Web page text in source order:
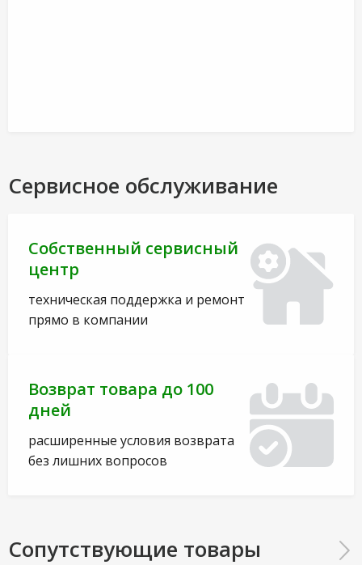
Сервисное обслуживание
Собственный сервисный
центр
техническая поддержка и ремонт
прямо в компании
Возврат товара до 100
дней
расширенные условия возврата
без лишних вопросов
Сопутствующие товары